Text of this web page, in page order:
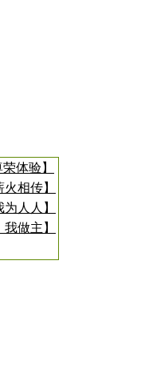
体验】
相传】
人人】
做主】